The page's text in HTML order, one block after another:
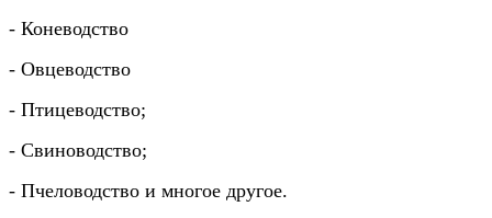
- Коневодство
- Овцеводство
- Птицеводство;
- Свиноводство;
- Пчеловодство и многое другое.